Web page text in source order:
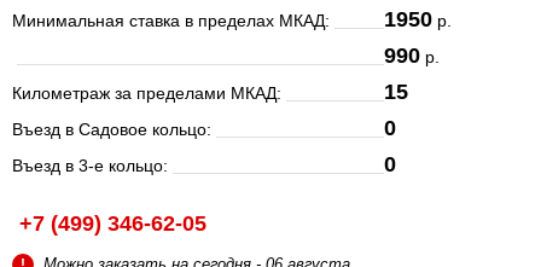
Минимальная ставка в пределах МКАД:
1950 р.
990 р.
Километраж за пределами МКАД:
15
Въезд в Садовое кольцо: 0
Въезд в 3-е кольцо: 0
+7 (499) 346-62-05